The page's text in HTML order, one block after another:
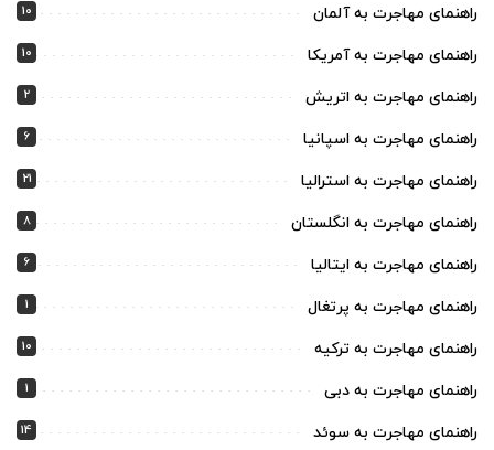
راهنمای مهاجرت به آلمان 10
راهنمای مهاجرت به آمریکا 10
راهنمای مهاجرت به اتریش 2
راهنمای مهاجرت به اسپانیا 6
راهنمای مهاجرت به استرالیا 21
راهنمای مهاجرت به انگلستان 8
راهنمای مهاجرت به ایتالیا 6
راهنمای مهاجرت به پرتغال 1
راهنمای مهاجرت به ترکیه 10
راهنمای مهاجرت به دبی 1
راهنمای مهاجرت به سوئد 14